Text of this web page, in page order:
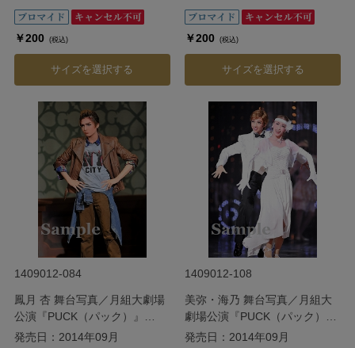
￥200 (税込)
サイズを選択する
￥200 (税込)
サイズを選択する
1409012-084
鳳月 杏 舞台写真／月組大劇場
公演『PUCK（パック）』
『CRYSTAL TAKARAZUKA ―
発売日：2014年09月
1409012-108
美弥・海乃 舞台写真／月組大
劇場公演『PUCK（パック）』
『CRYSTAL TAKARAZUKA ―
発売日：2014年09月